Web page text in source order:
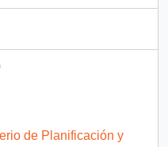
de Planificación y